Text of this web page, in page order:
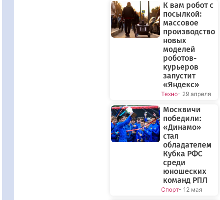
К вам робот с
посылкой:
массовое
производство
новых
моделей
роботов-
курьеров
запустит
«Яндекс»
Техно- 29 апреля
Москвичи
победили:
«Динамо»
стал
обладателем
Кубка РФС
среди
юношеских
команд РПЛ
Спорт- 12 мая